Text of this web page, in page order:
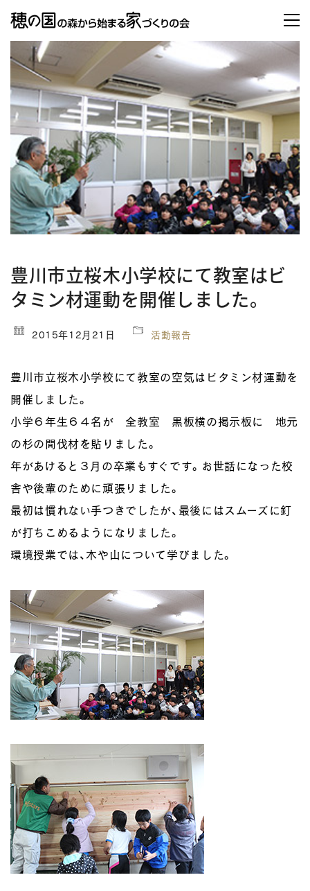
豊川市立桜木小学校にて教室はビ
タミン材運動を開催しました。
2015年12月21日 活動報告
豊川市立桜木小学校にて教室の空気はビタミン材運動を
開催しました。
小学６年生６４名が 全教室 黒板横の掲示板に 地元
の杉の間伐材を貼りました。
年があけると３月の卒業もすぐです。お世話になった校
舎や後輩のために頑張りました。
最初は慣れない手つきでしたが、最後にはスムーズに釘
が打ちこめるようになりました。
環境授業では、木や山について学びました。